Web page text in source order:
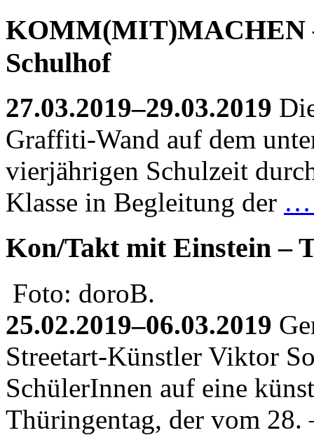
KOMM(MIT)MACHEN
Schulhof
27.03.2019–29.03.2019
Graffiti-Wand auf dem
vierjährigen Schulzeit
Klasse in Begleitung der …
Kon/Takt mit Einstein –
Foto: doroB.
25.02.2019–06.03.2019
Streetart-Künstler Viktor
SchülerInnen auf eine
Thüringentag, der vom